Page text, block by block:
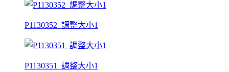
P1130352_調整大小1
P1130351_調整大小1